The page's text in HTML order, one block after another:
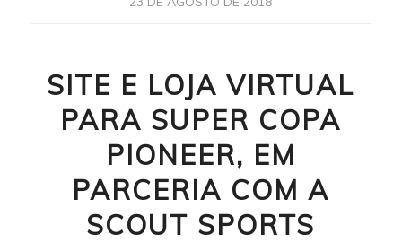
SITE E LOJA VIRTUAL
PARA SUPER COPA
PIONEER, EM
PARCERIA COM A
SCOUT SPORTS